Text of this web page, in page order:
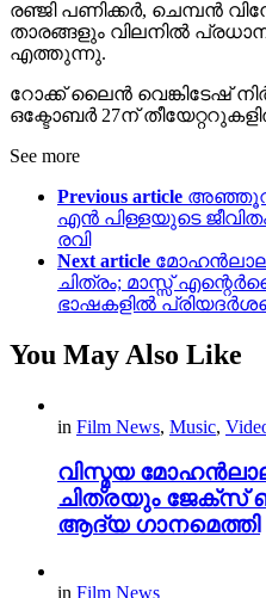
രഞ്ജി പണിക്കർ, ചെമ്പൻ
താരങ്ങളും വിലനിൽ
എത്തുന്നു.
റോക്ക് ലൈൻ വെങ്കിടേഷ്
ഒക്ടോബർ 27ന്
See more
Previous article
എന്‍ പിള്ളയുടെ
രവി
Next article
ചിത്രം; മാസ്സ്
ഭാഷകളിൽ
You May Also Like
in Film News, Music,
വിസ്മയ
ചിത്രയും ജേക്സ്
ആദ്യ ഗാനമെത്തി
in Film News